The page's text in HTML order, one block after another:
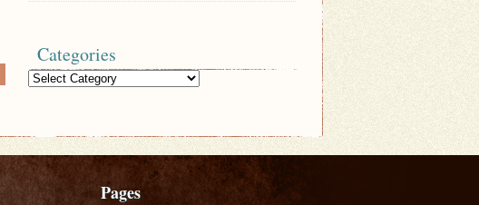
Categories
Categories
Pages